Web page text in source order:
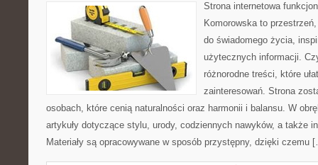
Strona internetowa
Komorowska to
do świadomego życia,
użytecznych informacji.
różnorodne treści, które
zainteresowań. Strona
osobach, które cenią naturalności oraz harmonii i balansu. W
artykuły dotyczące stylu, urody, codziennych nawyków, a także
Materiały są opracowywane w sposób przystępny, dzięki czemu